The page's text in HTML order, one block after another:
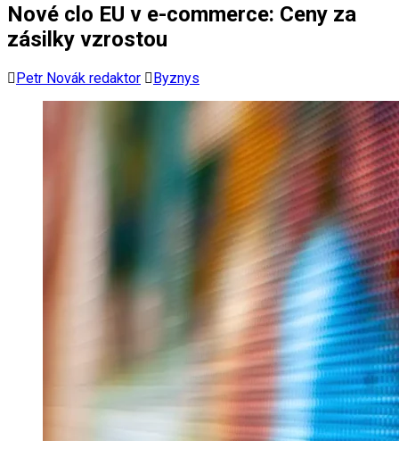
Nové clo EU v e-commerce: Ceny za
zásilky vzrostou
Petr Novák redaktor Byznys